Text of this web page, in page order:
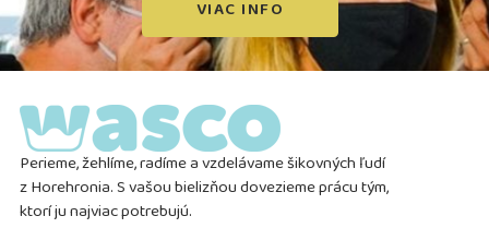
VIAC INFO
Perieme, žehlíme, radíme a vzdelávame šikovných ľudí
z Horehronia. S vašou bielizňou dovezieme prácu tým,
ktorí ju najviac potrebujú.